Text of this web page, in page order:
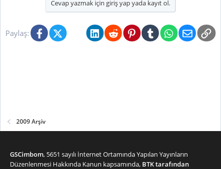
Cevap yazmak için giriş yap yada kayıt ol.
Paylaş: FacebookX (Twitter)BlueskyLinkedInRedditPinterestTumblrWhatsApp
E-posta
2009 Arşiv
GSCimbom, 5651 sayılı İnternet Ortamında Yapılan Yayınların
Düzenlenmesi Hakkında Kanun kapsamında, BTK tarafından